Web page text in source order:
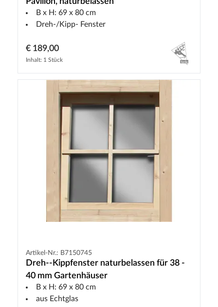
B x H: 69 x 80 cm
Dreh-/Kipp- Fenster
€ 189,00
Inhalt: 1 Stück
Artikel-Nr.: B7150745
Dreh--Kippfenster naturbelassen für 38 -
40 mm Gartenhäuser
B x H: 69 x 80 cm
aus Echtglas